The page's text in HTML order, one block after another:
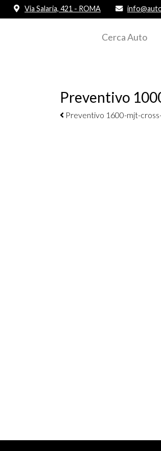
Via Salaria, 421 - ROMA
Cerca Auto
Preventivo
Navigazione
Preventivo 1600-mjt-